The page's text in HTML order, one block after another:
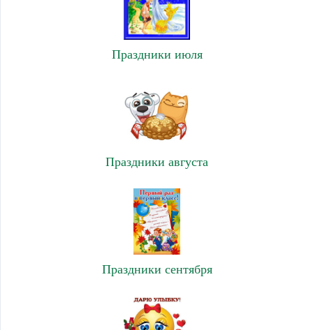
Праздники июля
Праздники августа
Праздники сентября